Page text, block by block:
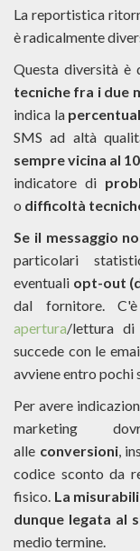
La reportistica
è radicalmente
Questa diversità è
tecniche fra i due
indica la
SMS ad altà
sempre vicina al
indicatore di
o difficoltà
Se il messaggio
particolari
eventuali opt-out
dal fornitore.
apertura/lettura di
succede con le
avviene entro pochi
Per avere
marketing
alle conversioni,
codice sconto da
fisico. La
dunque legata al
medio termine.